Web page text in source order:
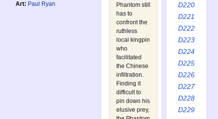
Art: Paul Ryan
Phantom still
has to
confront the
ruthless
local kingpin
who
facilitated
the Chinese
infiltration.
Finding it
difficult to
pin down his
elusive prey,
D220
D221
D222
D223
D224
D225
D226
D227
D228
D229